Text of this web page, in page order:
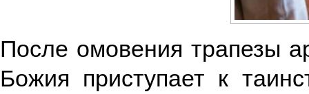
После омовения трапезы
Божия приступает к